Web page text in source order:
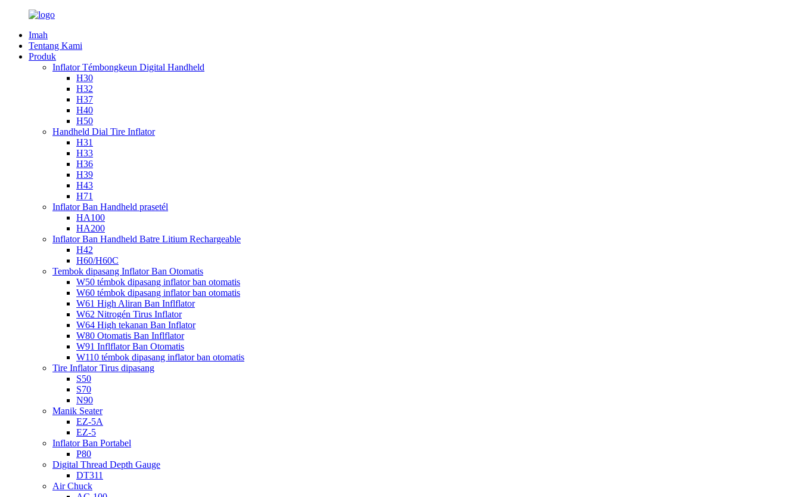
Imah
Tentang Kami
Produk
Inflator Témbongkeun Digital Handheld
H30
H32
H37
H40
H50
Handheld Dial Tire Inflator
H31
H33
H36
H39
H43
H71
Inflator Ban Handheld prasetél
HA100
HA200
Inflator Ban Handheld Batre Litium Rechargeable
H42
H60/H60C
Tembok dipasang Inflator Ban Otomatis
W50 témbok dipasang inflator ban otomatis
W60 témbok dipasang inflator ban otomatis
W61 High Aliran Ban Inflflator
W62 Nitrogén Tirus Inflator
W64 High tekanan Ban Inflator
W80 Otomatis Ban Inflflator
W91 Inflflator Ban Otomatis
W110 témbok dipasang inflator ban otomatis
Tire Inflator Tirus dipasang
S50
S70
N90
Manik Seater
EZ-5A
EZ-5
Inflator Ban Portabel
P80
Digital Thread Depth Gauge
DT311
Air Chuck